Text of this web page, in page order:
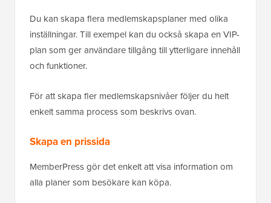
Du kan skapa flera medlemskapsplaner med olika
inställningar. Till exempel kan du också skapa en VIP-
plan som ger användare tillgång till ytterligare innehåll
och funktioner.
För att skapa fler medlemskapsnivåer följer du helt
enkelt samma process som beskrivs ovan.
Skapa en prissida
MemberPress gör det enkelt att visa information om
alla planer som besökare kan köpa.